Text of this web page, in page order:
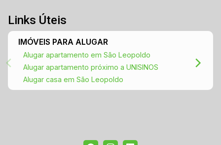
Estamos à disposição para tirar todas as suas
dúvidas e ajudá-lo a encontrar o lar dos seus
sonhos! Seu novo lar espera por você no São
Miguel!
Links Úteis
IMÓVEIS PARA ALUGAR
Alugar apartamento em São Leopoldo
Alugar apartamento próximo a UNISINOS
Alugar casa em São Leopoldo